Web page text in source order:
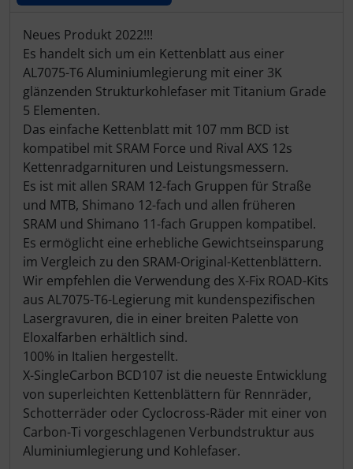
Produktbeschreibung
Neues Produkt 2022!!!
Es handelt sich um ein Kettenblatt aus einer
AL7075-T6 Aluminiumlegierung mit einer 3K
glänzenden Strukturkohlefaser mit Titanium Grade
5 Elementen.
Das einfache Kettenblatt mit 107 mm BCD ist
kompatibel mit SRAM Force und Rival AXS 12s
Kettenradgarnituren und Leistungsmessern.
Es ist mit allen SRAM 12-fach Gruppen für Straße
und MTB, Shimano 12-fach und allen früheren
SRAM und Shimano 11-fach Gruppen kompatibel.
Es ermöglicht eine erhebliche Gewichtseinsparung
im Vergleich zu den SRAM-Original-Kettenblättern.
Wir empfehlen die Verwendung des X-Fix ROAD-Kits
aus AL7075-T6-Legierung mit kundenspezifischen
Lasergravuren, die in einer breiten Palette von
Eloxalfarben erhältlich sind.
100% in Italien hergestellt.
X-SingleCarbon BCD107 ist die neueste Entwicklung
von superleichten Kettenblättern für Rennräder,
Schotterräder oder Cyclocross-Räder mit einer von
Carbon-Ti vorgeschlagenen Verbundstruktur aus
Aluminiumlegierung und Kohlefaser.
K-Edge
KASK
KOO
Lezyne
Lightweight
LOOK
Mavic
MOST
Muc-Off
Nimbl
OAKLEY